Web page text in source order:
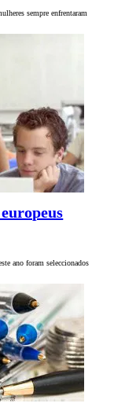
sempre enfrentaram
ano foram seleccionados